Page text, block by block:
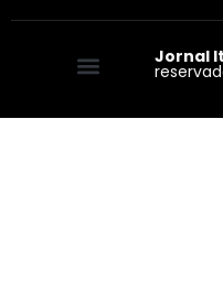
Jornal